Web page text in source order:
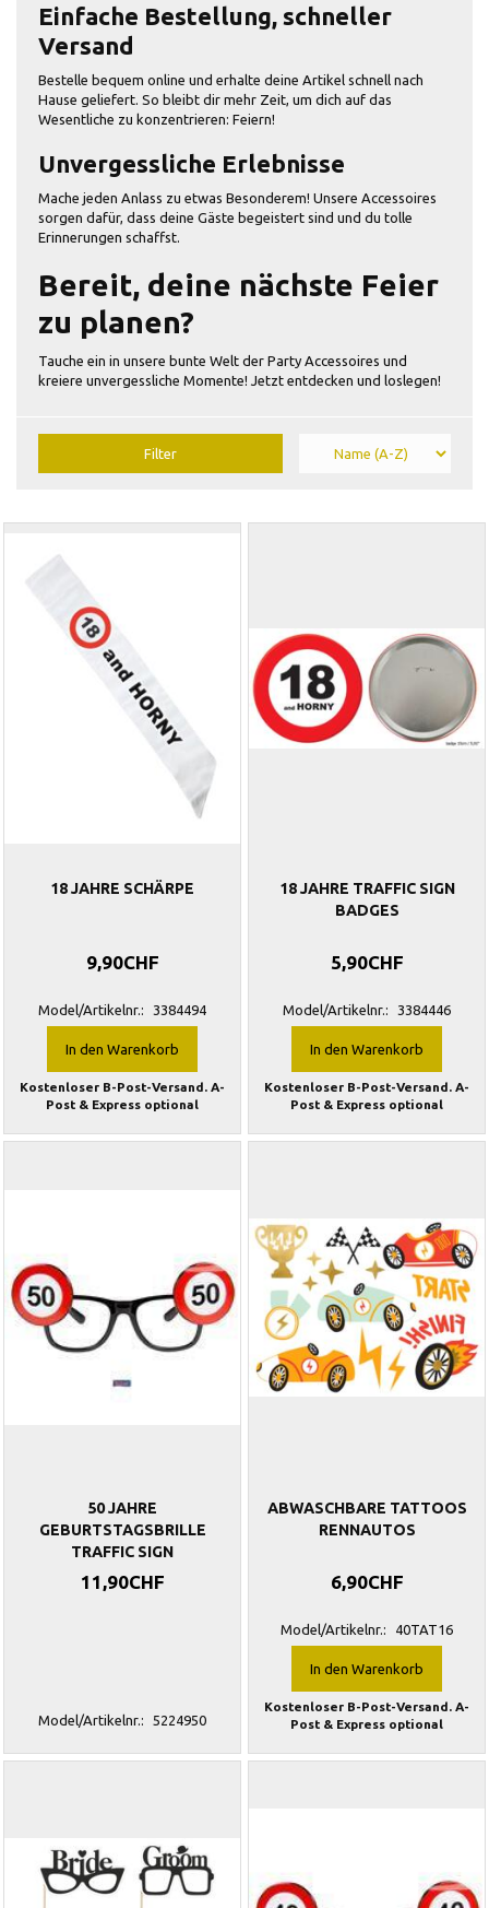
Einfache Bestellung, schneller
Versand
Bestelle bequem online und erhalte deine Artikel schnell nach
Hause geliefert. So bleibt dir mehr Zeit, um dich auf das
Wesentliche zu konzentrieren: Feiern!
Unvergessliche Erlebnisse
Mache jeden Anlass zu etwas Besonderem! Unsere Accessoires
sorgen dafür, dass deine Gäste begeistert sind und du tolle
Erinnerungen schaffst.
Bereit, deine nächste Feier
zu planen?
Tauche ein in unsere bunte Welt der Party Accessoires und
kreiere unvergessliche Momente! Jetzt entdecken und loslegen!
Filter
18 JAHRE SCHÄRPE
9,90CHF
Model/Artikelnr.: 3384494
In den Warenkorb
Kostenloser B-Post-Versand. A-
Post & Express optional
18 JAHRE TRAFFIC SIGN
BADGES
5,90CHF
Model/Artikelnr.: 3384446
In den Warenkorb
Kostenloser B-Post-Versand. A-
Post & Express optional
50 JAHRE
GEBURTSTAGSBRILLE
TRAFFIC SIGN
11,90CHF
Model/Artikelnr.: 5224950
ABWASCHBARE TATTOOS
RENNAUTOS
6,90CHF
Model/Artikelnr.: 40TAT16
In den Warenkorb
Kostenloser B-Post-Versand. A-
Post & Express optional